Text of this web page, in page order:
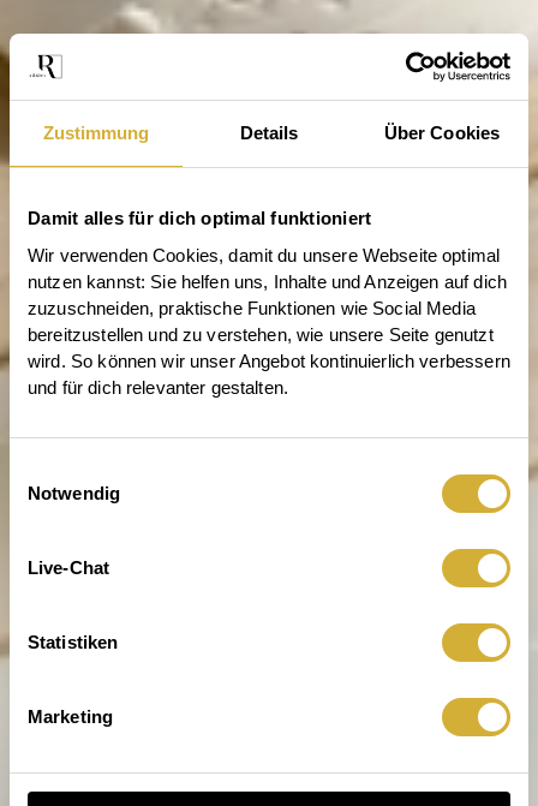
Zustimmung Details Über Cookies
Damit alles für dich optimal funktioniert
Wir verwenden Cookies, damit du unsere Webseite optimal
nutzen kannst: Sie helfen uns, Inhalte und Anzeigen auf dich
zuzuschneiden, praktische Funktionen wie Social Media
bereitzustellen und zu verstehen, wie unsere Seite genutzt
wird. So können wir unser Angebot kontinuierlich verbessern
und für dich relevanter gestalten.
Notwendig
Live-Chat
Statistiken
Marketing
Entdecke die Welt von räder